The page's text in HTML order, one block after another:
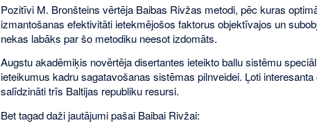
Pozitīvi M. Bronšteins vērtēja Baibas Rivžas metodi, pēc kuras
izmantošanas efektivitāti ietekmējošos faktorus objektīvajos un
nekas labāks par šo metodiku neesot izdomāts.
Augstu akadēmiķis novērtēja disertantes ieteikto ballu sistēmu
ieteikumus kadru sagatavošanas sistēmas pilnveidei. Ļoti
salīdzināti trīs Baltijas republiku resursi.
Bet tagad daži jautājumi pašai Baibai Rivžai: